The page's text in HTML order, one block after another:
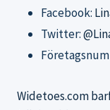
Facebook:
Twitter:
Widetoes.com